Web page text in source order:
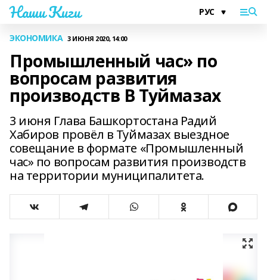
Наши Киги
ЭКОНОМИКА 3 ИЮНЯ 2020, 14:00
Промышленный час» по
вопросам развития
производств В Туймазах
3 июня Глава Башкортостана Радий
Хабиров провёл в Туймазах выездное
совещание в формате «Промышленный
час» по вопросам развития производств
на территории муниципалитета.